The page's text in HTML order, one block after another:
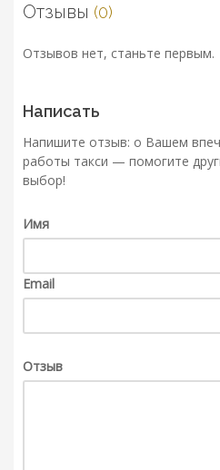
Отзывы (0)
Отзывов нет, станьте первым.
Написать
Напишите отзыв: о Вашем
работы такси — помогите
выбор!
Имя
Email
Отзыв